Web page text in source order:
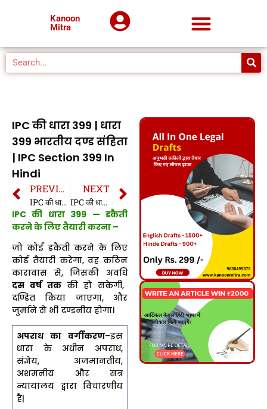
Kanoon
Mitra
IPC की धारा 399 | धारा
399 भारतीय दण्ड संहिता
| IPC Section 399 In
Hindi
PREVIOUS
IPC की धारा 398 | धारा 398 भारतीय दण्ड संहिता | IPC Section 398 In Hindi
NEXT
IPC की धारा 400 | धारा 400 भारतीय दण्ड संहिता | IPC Section 400 In Hindi
IPC की धारा 399 — डकैती
करने के लिए तैयारी करना –
जो कोई डकैती करने के लिए
कोई तैयारी करेगा, वह कठिन
कारावास से, जिसकी अवधि
दस वर्ष तक की हो सकेगी,
दण्डित किया जाएगा, और
जुर्माने से भी दण्डनीय होगा।
अपराध का वर्गीकरण–इस
धारा के अधीन अपराध,
संज्ञेय, अजमानतीय,
अशमनीय और सत्र
न्यायालय द्वारा विचारणीय
है|